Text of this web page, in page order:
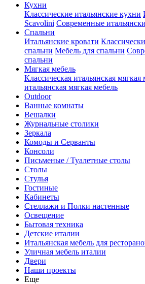
Кухни
Классические итальянские кухни
Scavolini Современные
Спальни
Итальянские кровати
спальни Мебель для спальни
спальни
Мягкая мебель
Классическая итальянская мягкая
итальянская мягкая мебель
Outdoor
Ванные комнаты
Вешалки
Журнальные столики
Зеркала
Комоды и Серванты
Консоли
Письменые / Туалетные столы
Столы
Стулья
Гостиные
Кабинеты
Стеллажи и Полки настенные
Освещение
Бытовая техника
Детские италии
Итальянская мебель для
Уличная мебель италии
Двери
Наши проекты
Еще